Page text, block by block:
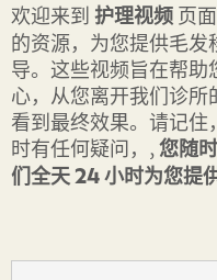
欢迎来到 护理视频 页面
的资源，为您提供毛
导。这些视频旨在帮
心，从您离开我们诊
看到最终效果。请记
时有任何疑问，, 您随
们全天 24 小时为您提